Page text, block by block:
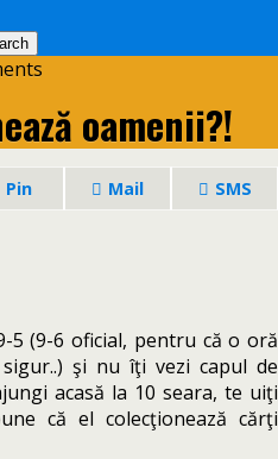
oamenii?!
Pin Mail SMS
5 (9-6 oficial, pentru că o oră
şi nu îţi vezi capul de
acasă la 10 seara, te uiţi
că el colecţionează cărţi